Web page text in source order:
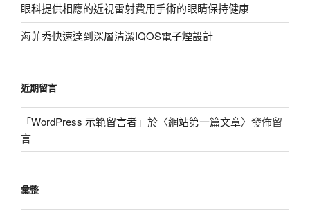
眼科提供相應的近視雷射費用手術的眼睛保持健康
海菲秀快速達到深層清潔IQOS電子煙設計
近期留言
「WordPress 示範留言者」於〈網站第一篇文章〉發佈留
言
彙整